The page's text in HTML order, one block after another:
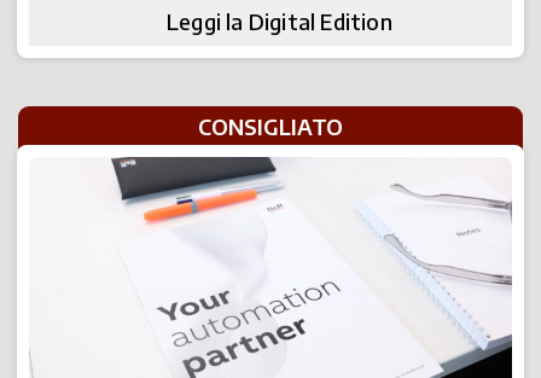
Leggi la Digital Edition
CONSIGLIATO